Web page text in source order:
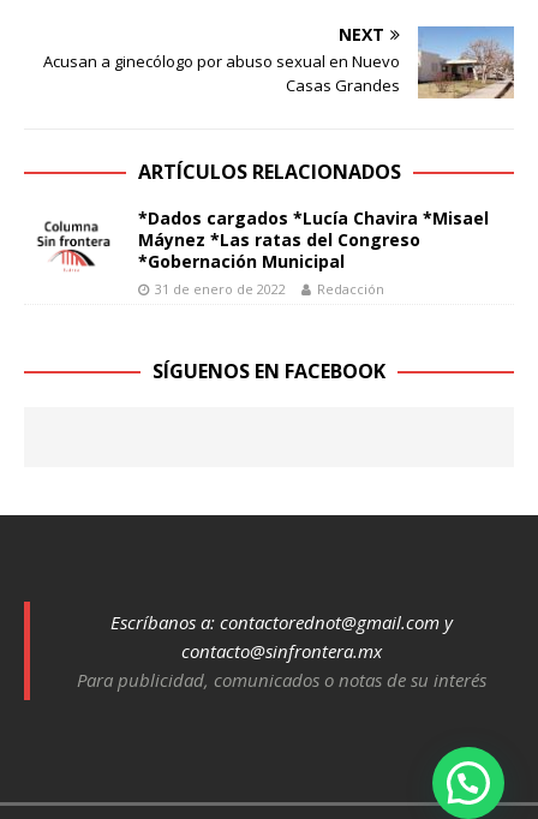
NEXT
Acusan a ginecólogo por abuso sexual en Nuevo
Casas Grandes
ARTÍCULOS RELACIONADOS
*Dados cargados *Lucía Chavira *Misael
Máynez *Las ratas del Congreso
*Gobernación Municipal
31 de enero de 2022 Redacción
SÍGUENOS EN FACEBOOK
Escríbanos a: contactorednot@gmail.comy
contacto@sinfrontera.mx
Para publicidad, comunicados o notas de su interés